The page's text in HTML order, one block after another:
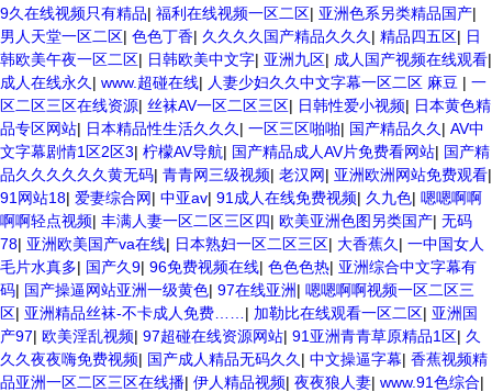
9久在线视频只有精品| 福利在线视频一区二区| 亚洲色系另类精品国产|
男人天堂一区二区| 色色丁香| 久久久久国产精品久久久 | 精品四五区| 日
韩欧美午夜一区二区| 日韩欧美中文字| 亚洲九区| 成人国产视频在线观看|
成人在线永久 | www.超碰在线| 人妻少妇久久中文字幕一区二区 麻豆 | 一
区二区三区在线资源| 丝袜AV一区二区三区| 日韩性爱小视频| 日本黄色精
品专区网站| 日本精品性生活久久久 | 一区三区啪啪| 国产精品久久 | AV中
文字幕剧情1区2区3| 柠檬AV导航| 国产精品成人AV片免费看网站| 国产精
品久久久久久久黄无码| 青青网三级视频| 老汉网| 亚洲欧洲网站免费观看|
91网站18| 爱妻综合网| 中亚av| 91成人在线免费视频| 久九色| 嗯嗯啊啊
啊啊轻点视频| 丰满人妻一区二区三区四| 欧美亚洲色图另类国产| 无码
78| 亚洲欧美国产va在线| 日本熟妇一区二区三区| 大香蕉久 | 一中国女人
毛片水真多| 国产久9| 96免费视频在线| 色色色热| 亚洲综合中文字幕有
码| 国产操逼网站亚洲一级黄色| 97在线亚洲| 嗯嗯啊啊视频一区二区三
区| 亚洲精品丝袜-不卡成人免费…… | 加勒比在线观看一区二区| 亚洲国
产97| 欧美淫乱视频| 97超碰在线资源网站| 91亚洲青青草原精品1区| 久
久久夜夜嗨免费视频| 国产成人精品无码久久 | 中文操逼字幕| 香蕉视频精
品亚洲一区二区三区在线播| 伊人精品视频| 夜夜狼人妻| www.91色综合|